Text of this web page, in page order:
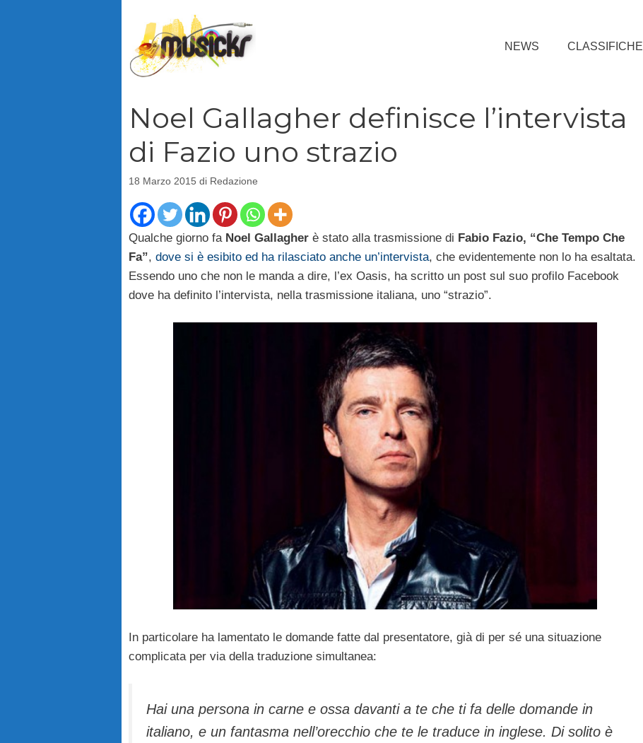
NEWS CLASSIFICHE
Noel Gallagher definisce l’intervista
di Fazio uno strazio
18 Marzo 2015 di Redazione
Qualche giorno fa Noel Gallagher è stato alla trasmissione di Fabio Fazio, “Che Tempo Che
Fa”, dove si è esibito ed ha rilasciato anche un’intervista, che evidentemente non lo ha esaltata.
Essendo uno che non le manda a dire, l’ex Oasis, ha scritto un post sul suo profilo Facebook
dove ha definito l’intervista, nella trasmissione italiana, uno “strazio”.
In particolare ha lamentato le domande fatte dal presentatore, già di per sé una situazione
complicata per via della traduzione simultanea:
Hai una persona in carne e ossa davanti a te che ti fa delle domande in
italiano, e un fantasma nell’orecchio che te le traduce in inglese. Di solito è